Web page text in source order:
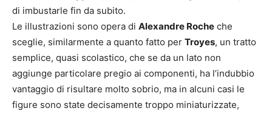
di imbustarle fin da subito.
Le illustrazioni sono opera di Alexandre Roche che
sceglie, similarmente a quanto fatto per Troyes, un tratto
semplice, quasi scolastico, che se da un lato non
aggiunge particolare pregio ai componenti, ha l’indubbio
vantaggio di risultare molto sobrio, ma in alcuni casi le
figure sono state decisamente troppo miniaturizzate,